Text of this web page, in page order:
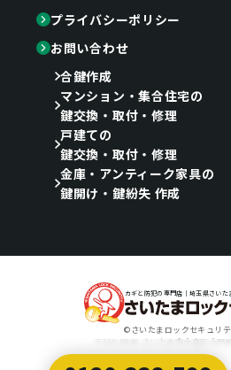
プライバシーポリシー
お問い合わせ
合鍵作成
マンション・集合住宅の
鍵交換・取付・修理
戸建ての
鍵交換・取付・修理
金庫・アンティーク家具の
鍵開け・鍵紛失 作成
カギと防犯の専門店｜埼玉県さい
©さいたまロックセキュリ
〒330-0846 さいたま市大宮区大門